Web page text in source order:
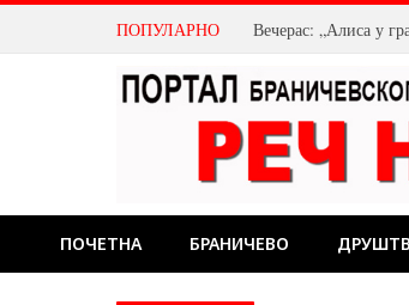
ПОПУЛАРНО Вечерас: „Алиса у
ПОЧЕТНА БРАНИЧЕВО